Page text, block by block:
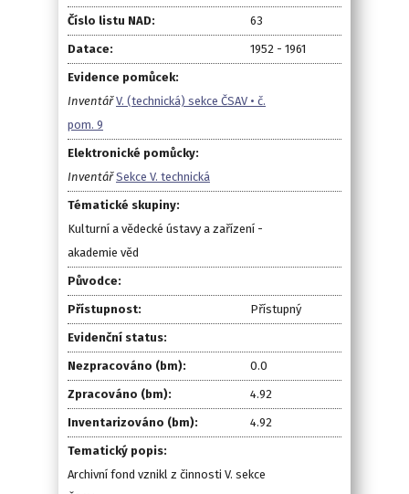
Číslo listu NAD: 63
Datace: 1952 - 1961
Evidence pomůcek:
Inventář V. (technická) sekce ČSAV • č.
pom. 9
Elektronické pomůcky:
Inventář Sekce V. technická
Tématické skupiny:
Kulturní a vědecké ústavy a zařízení -
akademie věd
Původce:
Přístupnost: Přístupný
Evidenční status:
Nezpracováno (bm): 0.0
Zpracováno (bm): 4.92
Inventarizováno (bm): 4.92
Tematický popis:
Archivní fond vznikl z činnosti V. sekce